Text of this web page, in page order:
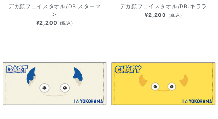
デカ顔フェイスタオル/DB.スターマ
ン
¥2,200 (税込)
デカ顔フェイスタオル/DB.キララ
¥2,200 (税込)